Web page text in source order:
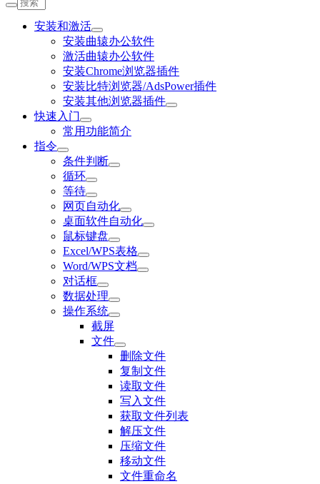
安装和激活
安装曲辕办公软件
激活曲辕办公软件
安装Chrome浏览器插件
安装比特浏览器/AdsPower插件
安装其他浏览器插件
快速入门
常用功能简介
指令
条件判断
循环
等待
网页自动化
桌面软件自动化
鼠标键盘
Excel/WPS表格
Word/WPS文档
对话框
数据处理
操作系统
截屏
文件
删除文件
复制文件
读取文件
写入文件
获取文件列表
解压文件
压缩文件
移动文件
文件重命名